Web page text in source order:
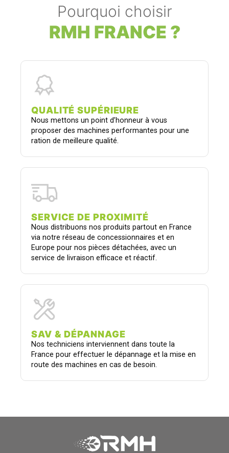
Pourquoi choisir
RMH FRANCE ?
QUALITÉ SUPÉRIEURE
Nous mettons un point d’honneur à vous
proposer des machines performantes pour une
ration de meilleure qualité.
SERVICE DE PROXIMITÉ
Nous distribuons nos produits partout en France
via notre réseau de concessionnaires et en
Europe pour nos pièces détachées, avec un
service de livraison efficace et réactif.
SAV & DÉPANNAGE
Nos techniciens interviennent dans toute la
France pour effectuer le dépannage et la mise en
route des machines en cas de besoin.